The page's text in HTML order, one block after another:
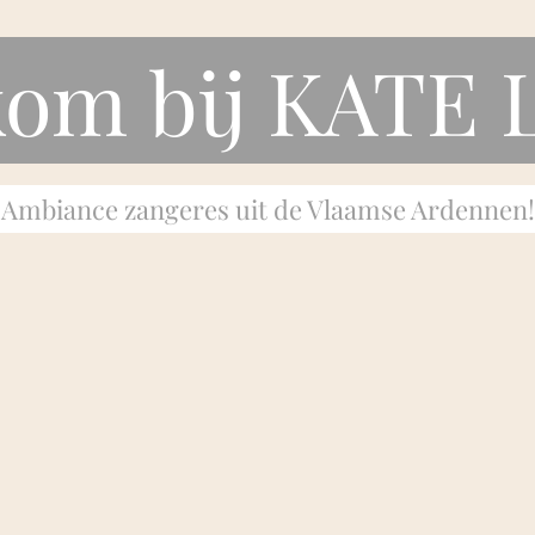
bij KATE
Ambiance zangeres uit de Vlaamse Ardennen!